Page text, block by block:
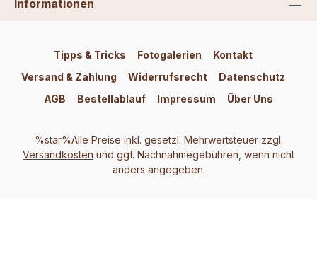
Informationen
Tipps & Tricks Fotogalerien
Kontakt
Versand & Zahlung
Widerrufsrecht
Datenschutz
AGB
Bestellablauf Impressum Über Uns
%star%Alle Preise inkl. gesetzl. Mehrwertsteuer zzgl.
Versandkosten und ggf. Nachnahmegebühren, wenn nicht
anders angegeben.